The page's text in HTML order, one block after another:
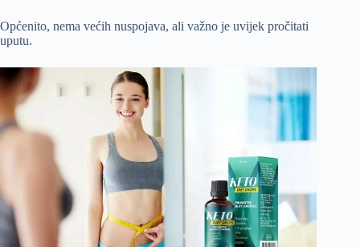
Općenito, nema većih nuspojava, ali važno je uvijek pročitati
uputu.